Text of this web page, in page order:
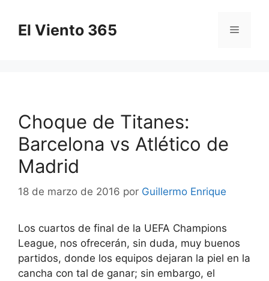
contenido
El Viento 365 Menú
Choque de Titanes:
Barcelona vs Atlético de
Madrid
18 de marzo de 2016 por Guillermo Enrique
Los cuartos de final de la UEFA Champions
League, nos ofrecerán, sin duda, muy buenos
partidos, donde los equipos dejaran la piel en la
cancha con tal de ganar; sin embargo, el